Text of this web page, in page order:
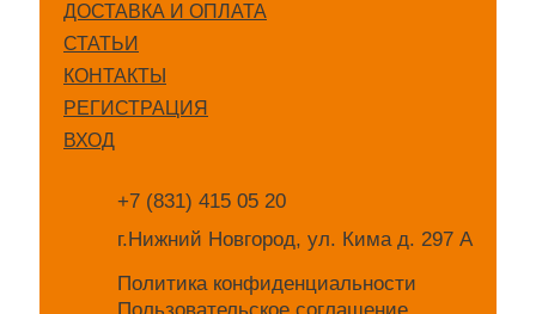
ДОСТАВКА И ОПЛАТА
СТАТЬИ
КОНТАКТЫ
РЕГИСТРАЦИЯ
ВХОД
+7 (831) 415 05 20
г.Нижний Новгород, ул. Кима д. 297 А
Политика конфиденциальности